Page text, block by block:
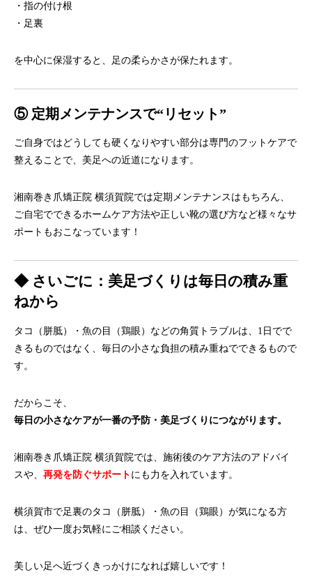
・指の付け根
・足裏
を中心に保湿すると、足の柔らかさが保たれます。
⑤ 定期メンテナンスで“リセット”
ご自身ではどうしても硬くなりやすい部分は専門のフットケアで
整えることで、美足への近道になります。
湘南巻き爪矯正院 横須賀院では定期メンテナンスはもちろん、
ご自宅でできるホームケア方法や正しい靴の選び方など様々なサ
ポートもおこなっています！
◆ さいごに：美足づくりは毎日の積み重
ねから
タコ（胼胝）・魚の目（鶏眼）などの角質トラブルは、 1日でで
きるものではなく、 毎日の小さな負担の積み重ねでできるもので
す。
だからこそ、
毎日の小さなケアが一番の予防・美足づくりにつながります。
湘南巻き爪矯正院 横須賀院では、施術後のケア方法のアドバイ
スや、 再発を防ぐサポート にも力を入れています。
横須賀市で足裏のタコ（胼胝）・魚の目（鶏眼）が気になる方
は、 ぜひ一度お気軽にご相談ください。
美しい足へ近づくきっかけになれば嬉しいです！